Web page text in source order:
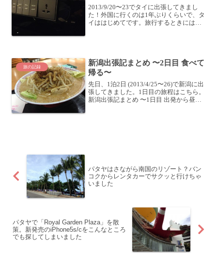
2013/9/20〜23でタイに出張してきまし
た！外国に行くのは1年ぶりくらいで、タ
イははじめてです。旅行するときには
旅の記録
新潟出張記まとめ 〜2日目 食べて
帰る〜
先日、1泊2日 (2013/4/25〜26)で新潟に出
張してきました。1日目の旅程はこちら。
新潟出張記まとめ 〜1日目 出発から昼飯
パタヤはさながら南国のリゾート？バン
コクからレンタカーでサクッと行けちゃ
いました
パタヤで「Royal Garden Plaza」を散
策。新発売のiPhone5s/cをこんなところ
でも探してしまいました